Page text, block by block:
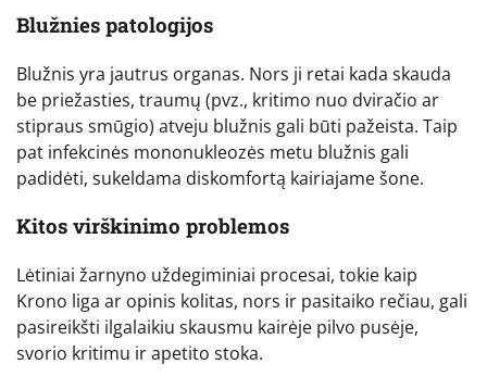
Blužnies patologijos
Blužnis yra jautrus organas. Nors ji retai kada skauda
be priežasties, traumų (pvz., kritimo nuo dviračio ar
stipraus smūgio) atveju blužnis gali būti pažeista. Taip
pat infekcinės mononukleozės metu blužnis gali
padidėti, sukeldama diskomfortą kairiajame šone.
Kitos virškinimo problemos
Lėtiniai žarnyno uždegiminiai procesai, tokie kaip
Krono liga ar opinis kolitas, nors ir pasitaiko rečiau, gali
pasireikšti ilgalaikiu skausmu kairėje pilvo pusėje,
svorio kritimu ir apetito stoka.